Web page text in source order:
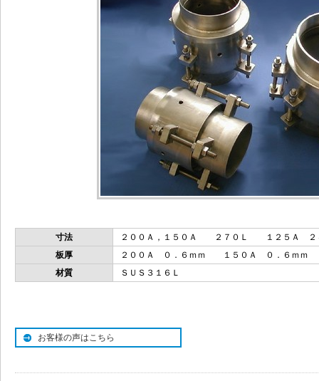
寸法
２００Ａ，１５０Ａ ２７０Ｌ １２５Ａ ２
板厚
２００Ａ ０．６ｍｍ １５０Ａ ０．６ｍｍ
材質
ＳＵＳ３１６Ｌ
お客様の声はこちら